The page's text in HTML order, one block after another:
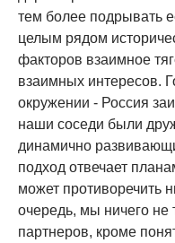
тем более подрывать
целым рядом
факторов взаимное
взаимных интересов.
окружении - Россия
наши соседи были
динамично
подход отвечает
может противоречить
очередь, мы ничего не
партнеров, кроме